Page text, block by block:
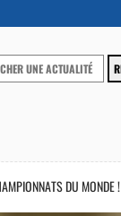
DU MONDE !